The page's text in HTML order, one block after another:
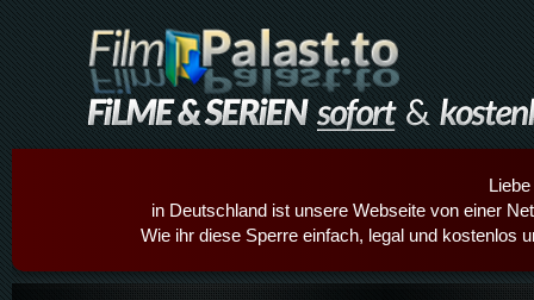
in Deutschland ist unsere Webseite von einer
Wie ihr diese Sperre einfach, legal und kostenlos